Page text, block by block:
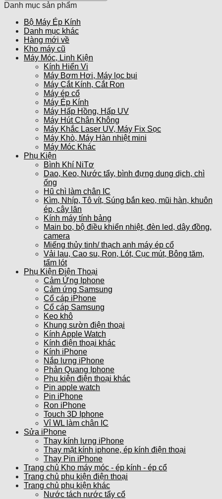
Danh mục sản phẩm
Bộ Máy Ép Kính
Danh mục khác
Hàng mới về
Kho máy cũ
Máy Móc, Linh Kiện
Kính Hiển Vi
Máy Bơm Hơi, Máy lọc bụi
Máy Cắt Kính, Cắt Ron
Máy ép cổ
Máy Ép Kính
Máy Hấp Hồng, Hấp UV
Máy Hút Chân Không
Máy Khắc Laser UV, Máy Fix Sọc
Máy Khò, Máy Hàn nhiệt mini
Máy Móc Khác
Phụ Kiện
Bình Khí NiTơ
Dao, Keo, Nước tẩy, bình đựng dung dịch, chì
ống
Hũ chì làm chân IC
Kìm, Nhíp, Tô vít, Súng bắn keo, mũi hàn, khuôn
ép, cây lăn
Kính máy tính bảng
Main bo, bộ điều khiển nhiệt, đèn led, dây đồng,
camera
Miếng thủy tinh/ thạch anh máy ép cổ
Vải lau, Cao su, Ron, Lót, Cục mút, Bông tăm,
tấm lót
Phụ Kiện Điện Thoại
Cảm Ứng Iphone
Cảm ứng Samsung
Cổ cáp iPhone
Cổ cáp Samsung
Keo khô
Khung sườn điện thoại
Kính Apple Watch
Kính điện thoại khác
Kính iPhone
Nắp lưng iPhone
Phản Quang Iphone
Phụ kiện điện thoại khác
Pin apple watch
Pin iPhone
Ron iPhone
Touch 3D Iphone
Vỉ WL làm chân IC
Sửa iPhone
Thay kính lưng iPhone
Thay mặt kính iphone, ép kính điện thoại
Thay Pin iPhone
Trang chủ Kho máy móc - ép kính - ép cổ
Trang chủ phụ kiện điện thoại
Trang chủ phụ kiện khác
Nước tách nước tẩy cổ